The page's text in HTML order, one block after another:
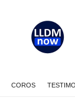
COROS